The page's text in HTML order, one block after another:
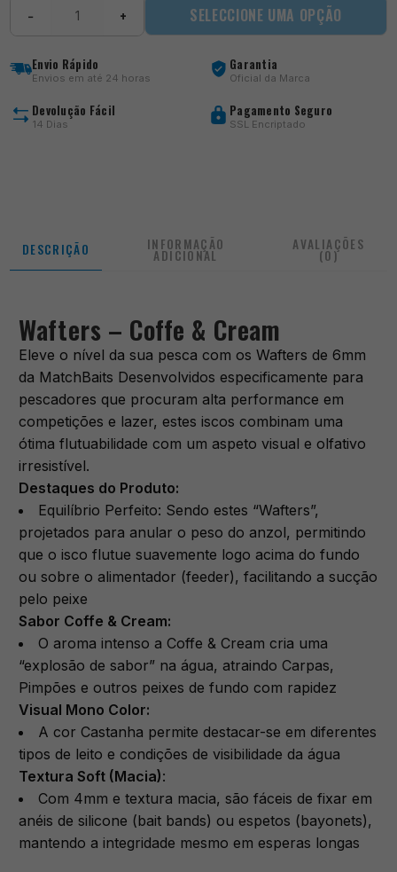
Coffe
Wafters
− + SELECCIONE UMA OPÇÃO
Envio Rápido
Envios em até 24 horas
Garantia
Oficial da Marca
Devolução Fácil
14 Dias
Pagamento Seguro
SSL Encriptado
DESCRIÇÃO INFORMAÇÃO
ADICIONAL
AVALIAÇÕES
(0)
Wafters – Coffe & Cream
Eleve o nível da sua pesca com os Wafters de 6mm
da MatchBaits Desenvolvidos especificamente para
pescadores que procuram alta performance em
competições e lazer, estes iscos combinam uma
ótima flutuabilidade com um aspeto visual e olfativo
irresistível.
Destaques do Produto:
​Equilíbrio Perfeito: Sendo estes “Wafters”,
projetados para anular o peso do anzol, permitindo
que o isco flutue suavemente logo acima do fundo
ou sobre o alimentador (feeder), facilitando a sucção
pelo peixe
​Sabor Coffe & Cream:
O aroma intenso a Coffe & Cream cria uma
“explosão de sabor” na água, atraindo Carpas,
Pimpões e outros peixes de fundo com rapidez
Visual Mono Color:
A cor Castanha permite destacar-se em diferentes
tipos de leito e condições de visibilidade da água
​Textura Soft (Macia):
Com 4mm e textura macia, são fáceis de fixar em
anéis de silicone (bait bands) ou espetos (bayonets),
mantendo a integridade mesmo em esperas longas